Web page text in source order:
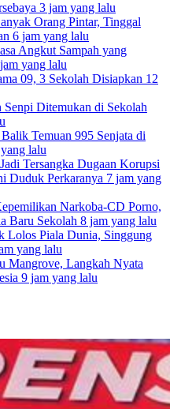
3 jam yang lalu
Orang Pintar, Tinggal
6 jam yang lalu
Angkut Sampah yang
yang lalu
09, 3 Sekolah Disiapkan 12
Senpi Ditemukan di Sekolah
Temuan 995 Senjata di
lalu
Tersangka Dugaan Korupsi
Duduk Perkaranya 7 jam yang
Narkoba-CD Porno,
Baru Sekolah 8 jam yang lalu
Lolos Piala Dunia, Singgung
yang lalu
Mangrove, Langkah Nyata
9 jam yang lalu